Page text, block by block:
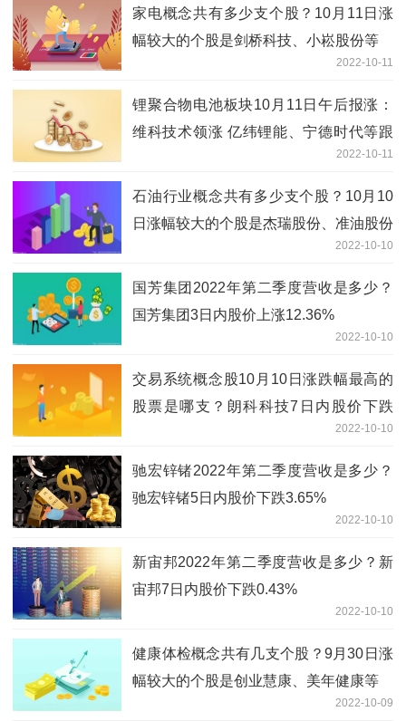
家电概念共有多少支个股？10月11日涨
幅较大的个股是剑桥科技、小崧股份等
2022-10-11
锂聚合物电池板块10月11日午后报涨：
维科技术领涨 亿纬锂能、宁德时代等跟
2022-10-11
石油行业概念共有多少支个股？10月10
日涨幅较大的个股是杰瑞股份、准油股份
2022-10-10
国芳集团2022年第二季度营收是多少？
国芳集团3日内股价上涨12.36%
2022-10-10
交易系统概念股10月10日涨跌幅最高的
股票是哪支？朗科科技7日内股价下跌
2022-10-10
驰宏锌锗2022年第二季度营收是多少？
驰宏锌锗5日内股价下跌3.65%
2022-10-10
新宙邦2022年第二季度营收是多少？新
宙邦7日内股价下跌0.43%
2022-10-10
健康体检概念共有几支个股？9月30日涨
幅较大的个股是创业慧康、美年健康等
2022-10-09